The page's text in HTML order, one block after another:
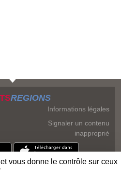
REGIONS
Informations légales
Signaler un contenu
inapproprié
vous donne le contrôle sur ceux